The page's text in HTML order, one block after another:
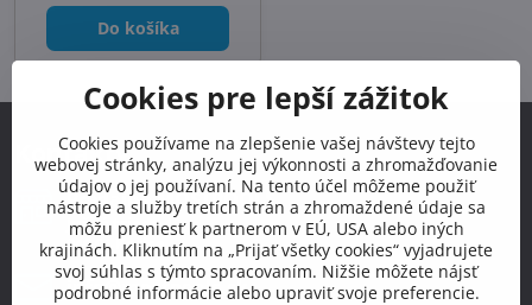
Do košíka
Kontakty
Predajňa MOSTPOOLS
Južná trieda 48
040 01 Košice
info​@mostpools​.sk
Cookies pre lepší zážitok
Cookies používame na zlepšenie vašej návštevy tejto
webovej stránky, analýzu jej výkonnosti a zhromažďovanie
údajov o jej používaní. Na tento účel môžeme použiť
nástroje a služby tretích strán a zhromaždené údaje sa
môžu preniesť k partnerom v EÚ, USA alebo iných
krajinách. Kliknutím na „Prijať všetky cookies“ vyjadrujete
svoj súhlas s týmto spracovaním. Nižšie môžete nájsť
podrobné informácie alebo upraviť svoje preferencie.